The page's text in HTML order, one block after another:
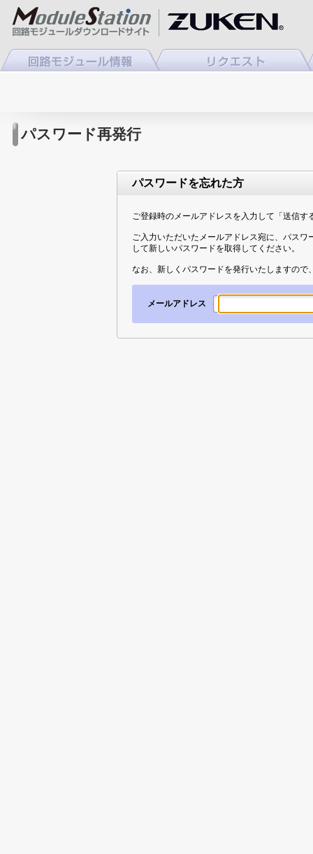
パスワード再発行
パスワードを忘れた方
ご登録時のメールアドレスを入力して「送信
ご入力いただいたメールアドレス宛に、パス
して新しいパスワードを取得してください。
なお、新しくパスワードを発行いたしますの
メールアドレス